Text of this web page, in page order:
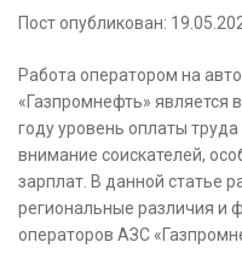
Пост опубликован:
Работа оператором на
«Газпромнефть» является
году уровень оплаты
внимание соискателей,
зарплат. В данной статье
региональные различия и
операторов АЗС